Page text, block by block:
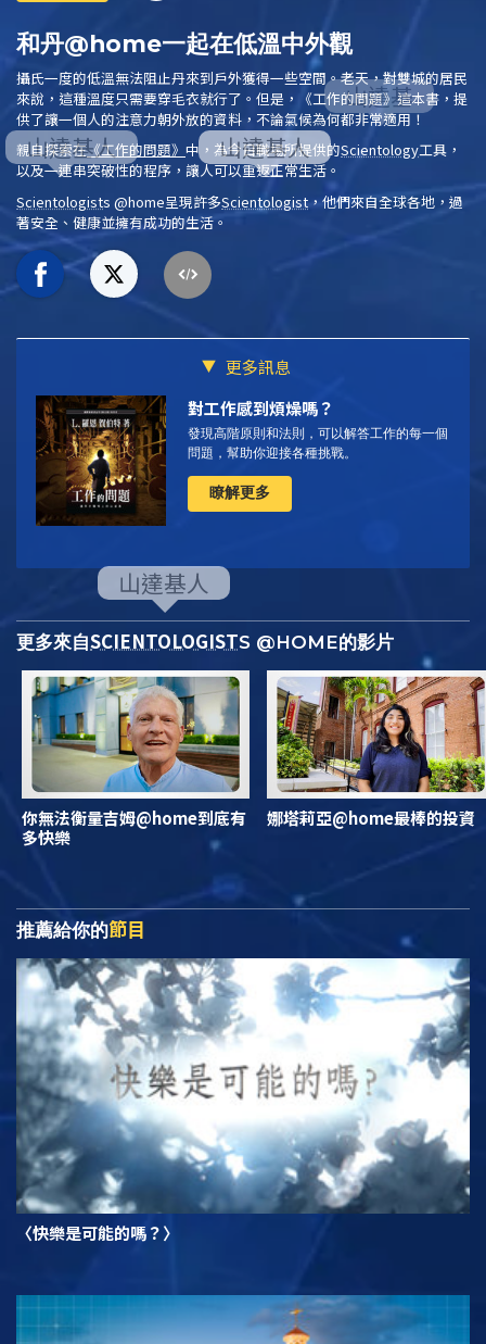
和丹@home一起在低溫中外觀
攝氏一度的低溫無法阻止丹來到戶外獲得一些空間。老天，對雙城的居民
來說，這種溫度只需要穿毛衣就行了。但是，
《工作的問題》這本書，提
供了讓一個人的注意力朝外放的資料，不論氣候為何都非常適用！
親自探索在《工作的問題》 中，為今日職場所提供的Scientology工具，
以及一連串突破性的程序，讓人可以重返正常生活。
Scientologists @home呈現許多Scientologist ，他們來自全球各地，過
著安全、健康並擁有成功的生活。
更多訊息
對工作感到煩燥嗎？
發現高階原則和法則，可以解答工作的每一個
問題，幫助你迎接各種挑戰。
瞭解更多
更多來自SCIENTOLOGISTS @HOME的影片
你無法衡量吉姆@home到底有
多快樂
娜塔莉亞@home最棒的投資
推薦給你的節目
〈快樂是可能的嗎？〉